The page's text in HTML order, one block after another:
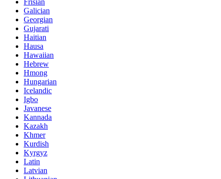
Galician
Georgian
Gujarati
Haitian
Hausa
Hawaiian
Hebrew
Hmong
Hungarian
Icelandic
Igbo
Javanese
Kannada
Kazakh
Khmer
Kurdish
Kyrgyz
Latin
Latvian